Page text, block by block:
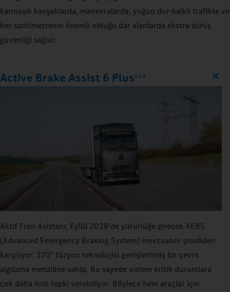
karmaşık kavşaklarda, manevralarda, yoğun dur-kalklı trafikte ve
her santimetrenin önemli olduğu dar alanlarda ekstra sürüş
güvenliği sağlar.
Active Brake Assist 6 Plus2,3,4
Aktif Fren Asistanı, Eylül 2028'de yürürlüğe girecek AEBS
(Advanced Emergency Braking System) mevzuatını şimdiden
karşılıyor. 270° füzyon teknolojisi genişletilmiş bir çevre
algılama menziline sahip. Bu sayede sistem kritik durumlara
çok daha hızlı tepki verebiliyor. Böylece hem araçlar için